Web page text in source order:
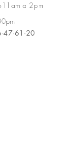
a 2pm
m
47-61-20